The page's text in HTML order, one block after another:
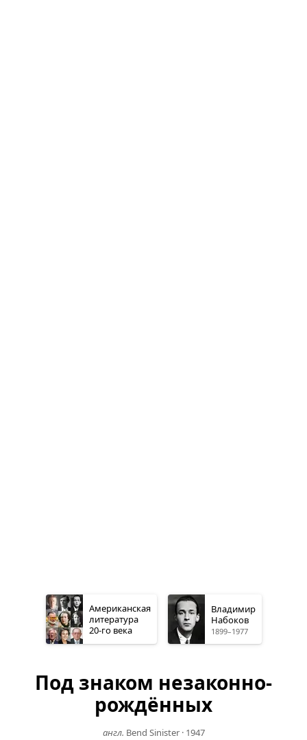
Американская
литература
20-говека
Владимир
Набоков
1899–1977
Под знаком незаконно­
рождённых
англ. Bend Sinister· 1947